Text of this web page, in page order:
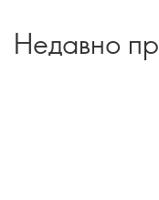
Недавно